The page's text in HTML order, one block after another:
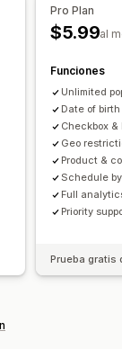
Pro Plan
$5.99al
Funciones
Unlimited
Date of
Checkbox
Geo
Product &
Schedule
Full
Priority
Prueba gratis